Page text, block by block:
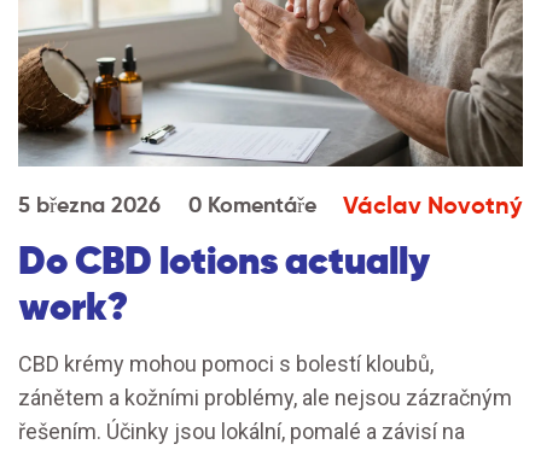
5 března 2026 0 Komentáře Václav Novotný
Do CBD lotions actually
work?
CBD krémy mohou pomoci s bolestí kloubů,
zánětem a kožními problémy, ale nejsou zázračným
řešením. Účinky jsou lokální, pomalé a závisí na